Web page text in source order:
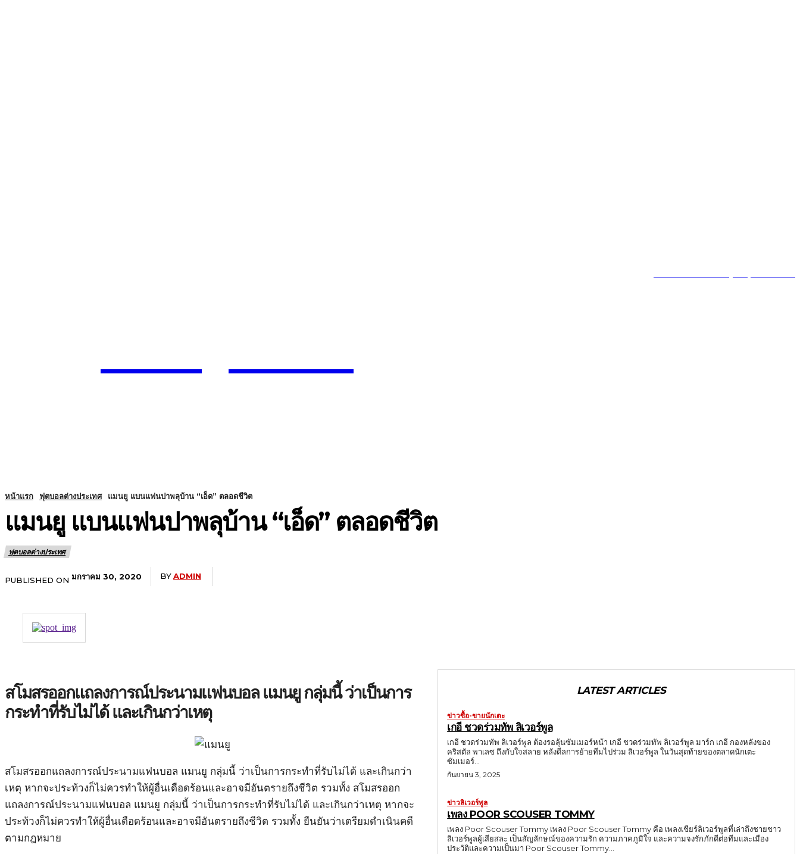
หน้าแรก ฟุตบอลต่างประเทศ แมนยู แบนแฟนปาพลุบ้าน “เอ็ด” ตลอดชีวิต
แมนยู แบนแฟนปาพลุบ้าน “เอ็ด” ตลอดชีวิต
ฟุตบอลต่างประเทศ
PUBLISHED ON มกราคม 30, 2020 BYADMIN
สโมสรออกแถลงการณ์ประนามแฟนบอล แมนยู กลุ่มนี้ ว่าเป็นการ
กระทำที่รับไม่ได้ และเกินกว่าเหตุ
สโมสรออกแถลงการณ์ประนามแฟนบอล แมนยู กลุ่มนี้ ว่าเป็นการกระทำที่รับไม่ได้ และเกินกว่า
เหตุ หากจะประท้วงก็ไม่ควรทำให้ผู้อื่นเดือดร้อนและอาจมีอันตรายถึงชีวิต รวมทั้ง สโมสรออก
แถลงการณ์ประนามแฟนบอล แมนยู กลุ่มนี้ ว่าเป็นการกระทำที่รับไม่ได้ และเกินกว่าเหตุ หากจะ
ประท้วงก็ไม่ควรทำให้ผู้อื่นเดือดร้อนและอาจมีอันตรายถึงชีวิต รวมทั้ง ยืนยันว่าเตรียมดำเนินคดี
ตามกฎหมาย
LATEST ARTICLES
ข่าวซื้อ-ขายนักเตะ
เกอี ชวดร่วมทัพ ลิเวอร์พูล
เกอี ชวดร่วมทัพ ลิเวอร์พูล ต้องรอลุ้นซัมเมอร์หน้า เกอี ชวดร่วมทัพ ลิเวอร์พูล มาร์ก เกอี กองหลังของ
คริสตัล พาเลซ ถึงกับใจสลาย หลังดีลการย้ายทีมไปร่วม ลิเวอร์พูล ในวันสุดท้ายของตลาดนักเตะ
ซัมเมอร์...
กันยายน 3, 2025
ข่าวลิเวอร์พูล
เพลง POOR SCOUSER TOMMY
เพลง Poor Scouser Tommy เพลง Poor Scouser Tommy คือ เพลงเชียร์ลิเวอร์พูลที่เล่าถึงชายชาว
ลิเวอร์พูลผู้เสียสละ เป็นสัญลักษณ์ของความรัก ความภาคภูมิใจ และความจงรักภักดีต่อทีมและเมือง
ประวัติและความเป็นมา Poor Scouser Tommy...